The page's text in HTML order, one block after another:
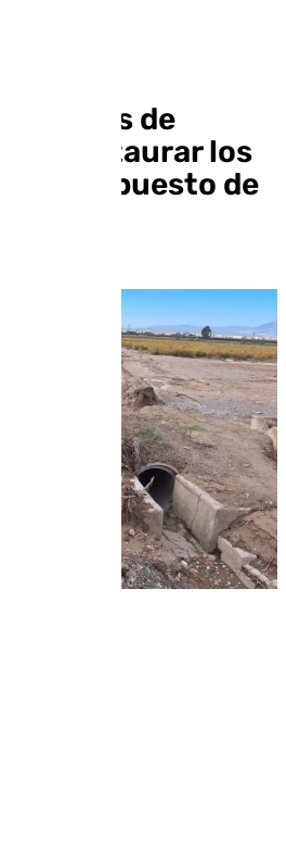
obras de
restaurar los
presupuesto de